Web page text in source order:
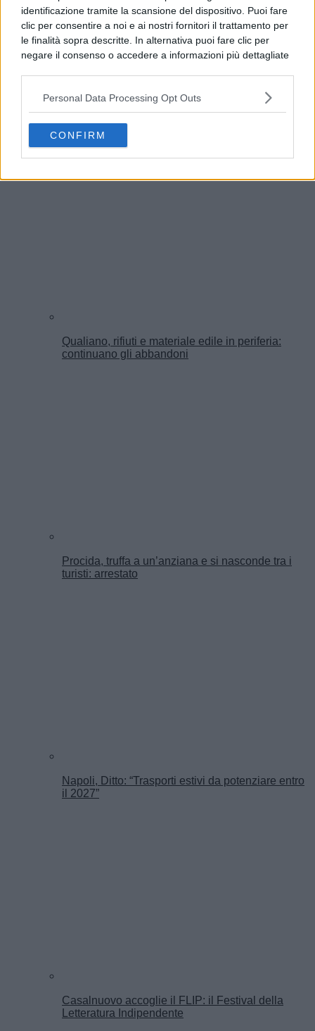
identificazione tramite la scansione del dispositivo. Puoi fare
clic per consentire a noi e ai nostri fornitori il trattamento per
le finalità sopra descritte. In alternativa puoi fare clic per
negare il consenso o accedere a informazioni più dettagliate
possono non richiedere il tuo consenso, ma hai il diritto di
opporti a tale trattamento. Le tue preferenze si
preferenze in qualsiasi momento ritornando su questo sito o
consultando la nostrainformativa sulla riservatezza.
Personal Data Processing Opt Outs
CONFIRM
Addio a Francesco Guccini, il poeta della musica
italiana si è spento
Qualiano, rifiuti e materiale edile in periferia:
continuano gli abbandoni
Procida, truffa a un’anziana e si nasconde tra i
turisti: arrestato
Napoli, Ditto: “Trasporti estivi da potenziare entro
il 2027”
Casalnuovo accoglie il FLIP: il Festival della
Letteratura Indipendente